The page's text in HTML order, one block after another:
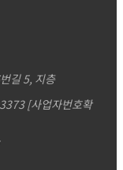
길 5, 지층
[사업자번호확